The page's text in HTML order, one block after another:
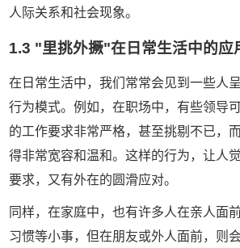
人际关系和社会现象。
1.3 "里挑外撅"在日常生活中的应
在日常生活中，我们常常会见到一些人
行为模式。例如，在职场中，有些领导
的工作要求非常严格，甚至挑剔不已，
得非常宽容和温和。这样的行为，让人
要求，又有外在的圆滑应对。
同样，在家庭中，也有许多人在亲人面
习惯等小事，但在朋友或外人面前，则